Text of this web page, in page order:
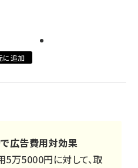
に追加
広告費用対効果
5万5000円に対して、取